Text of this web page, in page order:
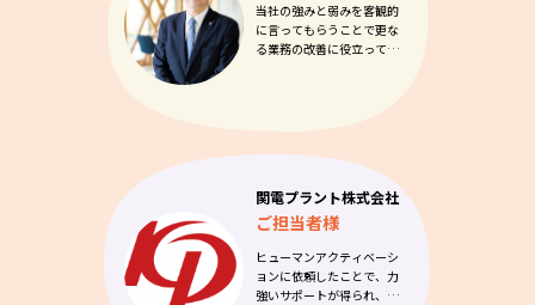
当社の強みと弱みを客観的
に言ってもらうことで更な
る業務の改善に役立って…
関電プラント株式会社
ご担当者様
ヒューマンアクティベーシ
ョンに依頼したことで、力
強いサポートが得られ、…